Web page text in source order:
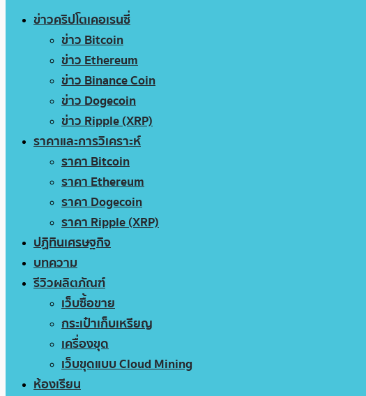
ข่าวคริปโตเคอเรนซี่
ข่าว Bitcoin
ข่าว Ethereum
ข่าว Binance Coin
ข่าว Dogecoin
ข่าว Ripple (XRP)
ราคาและการวิเคราะห์
ราคา Bitcoin
ราคา Ethereum
ราคา Dogecoin
ราคา Ripple (XRP)
ปฏิทินเศรษฐกิจ
บทความ
รีวิวผลิตภัณฑ์
เว็บซื้อขาย
กระเป๋าเก็บเหรียญ
เครื่องขุด
เว็บขุดแบบ Cloud Mining
ห้องเรียน